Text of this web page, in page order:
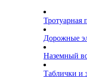
Тротуарная
Дорожные
Наземный
Таблички и